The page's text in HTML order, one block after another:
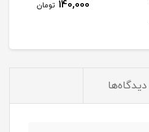
140,000 تومان
دیدگاه‌ها